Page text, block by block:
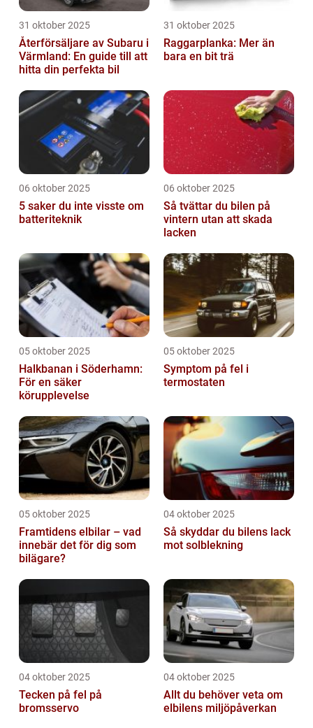
31 oktober 2025
Återförsäljare av Subaru i
Värmland: En guide till att
hitta din perfekta bil
31 oktober 2025
Raggarplanka: Mer än
bara en bit trä
06 oktober 2025
5 saker du inte visste om
batteriteknik
06 oktober 2025
Så tvättar du bilen på
vintern utan att skada
lacken
05 oktober 2025
Halkbanan i Söderhamn:
För en säker
körupplevelse
05 oktober 2025
Symptom på fel i
termostaten
05 oktober 2025
Framtidens elbilar – vad
innebär det för dig som
bilägare?
04 oktober 2025
Så skyddar du bilens lack
mot solblekning
04 oktober 2025
Tecken på fel på
bromsservo
04 oktober 2025
Allt du behöver veta om
elbilens miljöpåverkan